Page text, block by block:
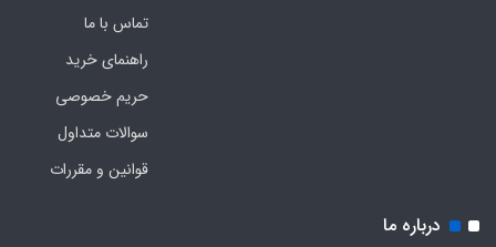
تماس با ما
راهنمای خرید
حریم خصوصی
سوالات متداول
قوانین و مقررات
درباره ما